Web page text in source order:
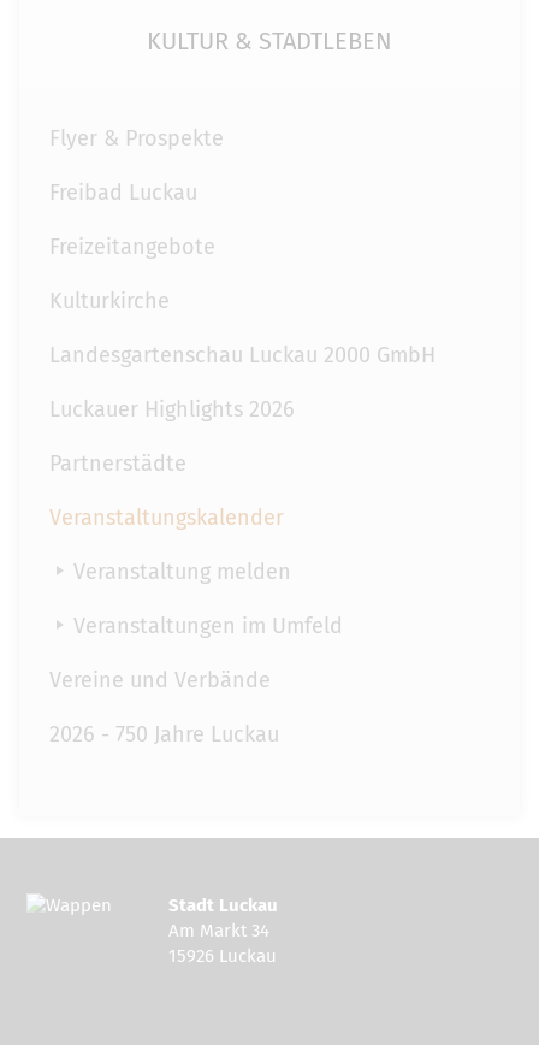
KULTUR & STADTLEBEN
Flyer & Prospekte
Freibad Luckau
Freizeitangebote
Kulturkirche
Landesgartenschau Luckau 2000 GmbH
Luckauer Highlights 2026
Partnerstädte
Veranstaltungskalender
Veranstaltung melden
Veranstaltungen im Umfeld
Vereine und Verbände
2026 - 750 Jahre Luckau
Stadt Luckau
Am Markt 34
15926 Luckau